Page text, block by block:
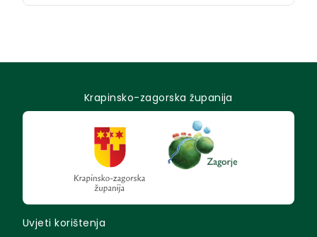
Krapinsko-zagorska županija
Uvjeti korištenja